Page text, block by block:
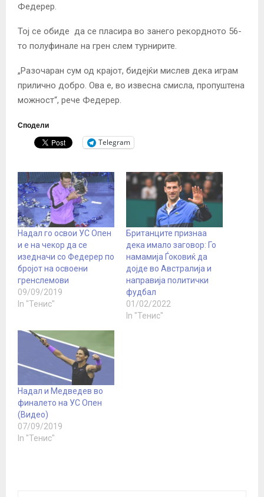
Федерер.
Тој се обиде да се пласира во занего рекордното 56-
то полуфинале на грен слем турнирите.
„Разочаран сум од крајот, бидејќи мислев дека играм
прилично добро. Ова е, во извесна смисла, пропуштена
можност“, рече Федерер.
Сподели
Telegram
Надал го освои УС Опен
и е на чекор да се
изедначи со Федерер по
бројот на освоени
гренслемови
09/09/2019
In "Тенис"
Британците признаа
дека имало заговор: Го
намамија Ѓоковиќ да
дојде во Австралија и
направија политички
фудбал
01/02/2022
In "Тенис"
Надал и Медведев во
финалето на УС Опен
(Видео)
07/09/2019
In "Тенис"